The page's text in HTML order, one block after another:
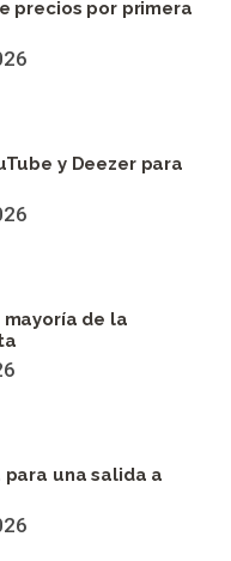
precios por primera
y Deezer para
de la
una salida a